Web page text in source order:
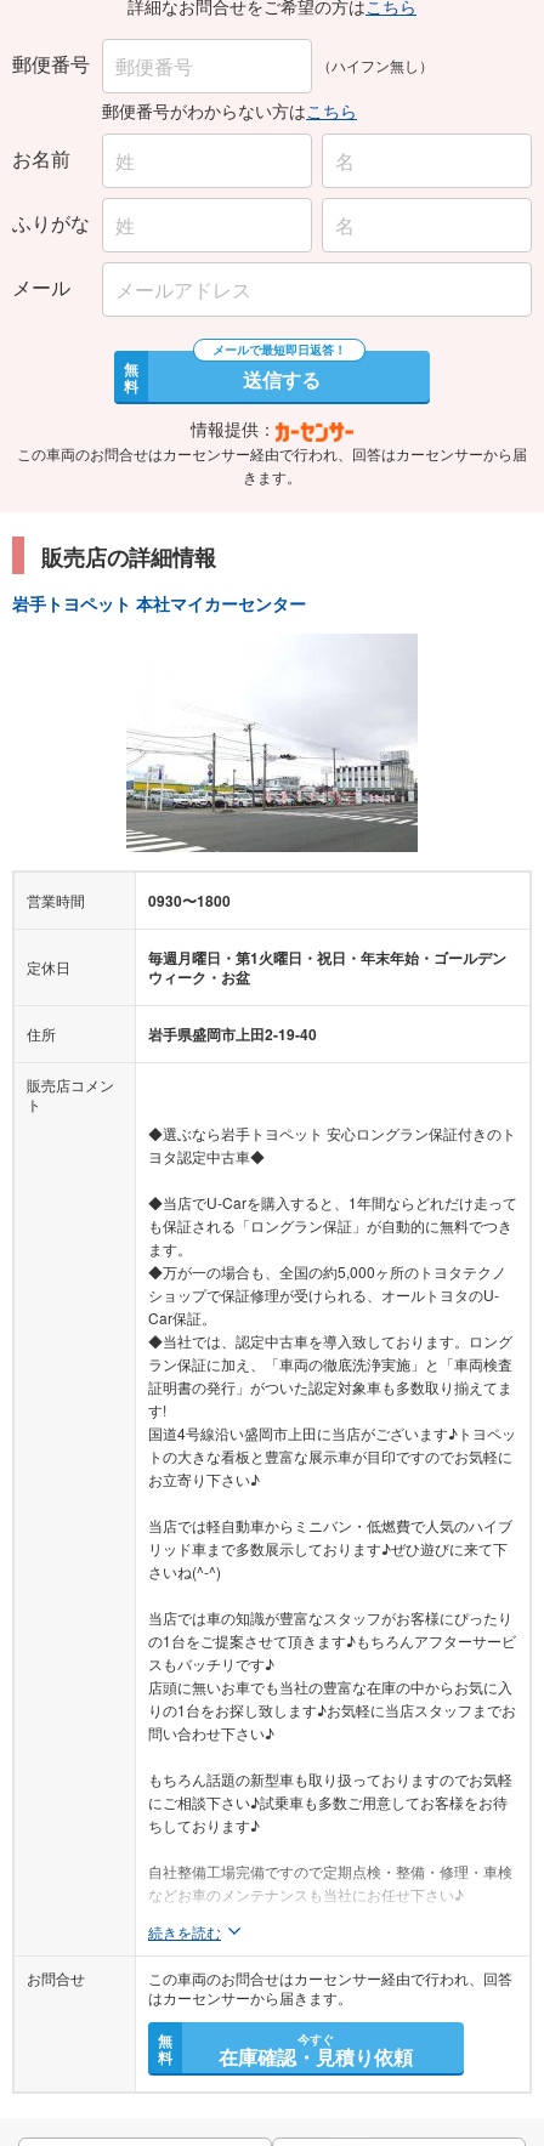
詳細なお問合せをご希望の方はこちら
郵便番号 （ハイフン無し）
郵便番号がわからない方はこちら
お名前
ふりがな
メール
無
料 送信する
情報提供：
この車両のお問合せはカーセンサー経由で行われ、回答はカーセンサーから届
きます。
販売店の詳細情報
岩手トヨペット 本社マイカーセンター
営業時間 0930〜1800
定休日
毎週月曜日・第1火曜日・祝日・年末年始・ゴールデン
ウィーク・お盆
住所 岩手県盛岡市上田2-19-40
販売店コメン
ト
◆選ぶなら岩手トヨペット 安心ロングラン保証付きのト
ヨタ認定中古車◆
◆当店でU-Carを購入すると、1年間ならどれだけ走って
も保証される「ロングラン保証」が自動的に無料でつき
ます。
◆万が一の場合も、全国の約5,000ヶ所のトヨタテクノ
ショップで保証修理が受けられる、オールトヨタのU-
Car保証。
◆当社では、認定中古車を導入致しております。ロング
ラン保証に加え、「車両の徹底洗浄実施」と「車両検査
証明書の発行」がついた認定対象車も多数取り揃えてま
す!
国道4号線沿い盛岡市上田に当店がございます♪トヨペッ
トの大きな看板と豊富な展示車が目印ですのでお気軽に
お立寄り下さい♪
当店では軽自動車からミニバン・低燃費で人気のハイブ
リッド車まで多数展示しております♪ぜひ遊びに来て下
さいね(^-^)
当店では車の知識が豊富なスタッフがお客様にぴったり
の1台をご提案させて頂きます♪もちろんアフターサービ
スもバッチリです♪
店頭に無いお車でも当社の豊富な在庫の中からお気に入
りの1台をお探し致します♪お気軽に当店スタッフまでお
問い合わせ下さい♪
もちろん話題の新型車も取り扱っておりますのでお気軽
にご相談下さい♪試乗車も多数ご用意してお客様をお待
ちしております♪
自社整備工場完備ですので定期点検・整備・修理・車検
などお車のメンテナンスも当社にお任せ下さい♪
続きを読む
お問合せ
この車両のお問合せはカーセンサー経由で行われ、回答
はカーセンサーから届きます。
無
料
今すぐ
在庫確認・見積り依頼